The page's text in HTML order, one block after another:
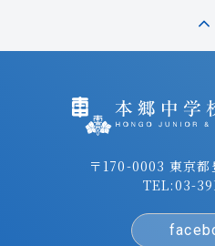
〒170-0003 東京都
TEL:03-